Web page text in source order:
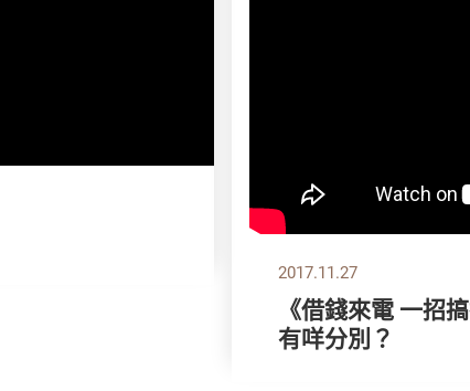
2017.11.27
《借錢來電 一招
有咩分別？